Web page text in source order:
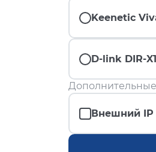
Keenetic
D-link DIR-
Дополнительные
Внешний IP